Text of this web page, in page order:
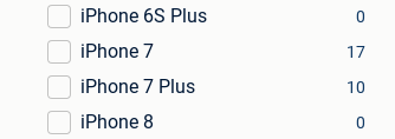
iPhone 6S Plus 0
iPhone 7 17
iPhone 7 Plus 10
iPhone 8 0